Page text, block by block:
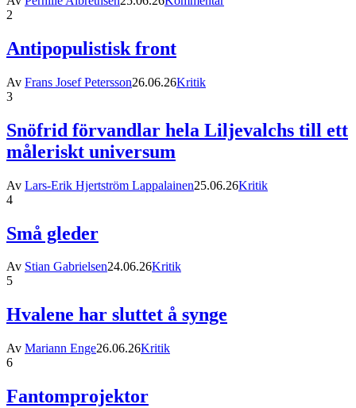
2
Antipopulistisk front
Av Frans Josef Petersson26.06.26Kritik
3
Snöfrid förvandlar hela Liljevalchs till ett
måleriskt universum
Av Lars-Erik Hjertström Lappalainen25.06.26Kritik
4
Små gleder
Av Stian Gabrielsen24.06.26Kritik
5
Hvalene har sluttet å synge
Av Mariann Enge26.06.26Kritik
6
Fantomprojektor